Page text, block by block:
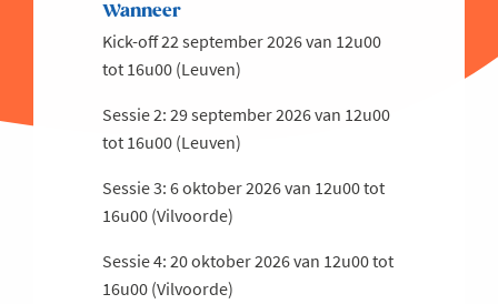
Wanneer
Kick-off 22 september 2026 van 12u00
tot 16u00 (Leuven)
Sessie 2: 29 september 2026 van 12u00
tot 16u00 (Leuven)
Sessie 3: 6 oktober 2026 van 12u00 tot
16u00 (Vilvoorde)
Sessie 4: 20 oktober 2026 van 12u00 tot
16u00 (Vilvoorde)